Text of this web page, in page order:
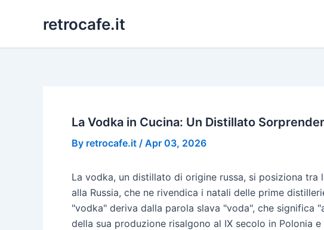
retrocafe.it
La Vodka in Cucina: Un Distillato
By retrocafe.it / Apr 03, 2026
La vodka, un distillato di origine russa, si posiziona
alla Russia, che ne rivendica i natali delle prime
"vodka" deriva dalla parola slava "voda", che significa
della sua produzione risalgono al IX secolo in Polonia